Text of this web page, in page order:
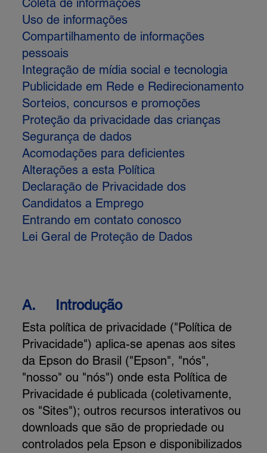
Coleta de informações
Uso de informações
Compartilhamento de informações
pessoais
Integração de mídia social e tecnologia
Publicidade em Rede e Redirecionamento
Sorteios, concursos e promoções
Proteção da privacidade das crianças
Segurança de dados
Acomodações para deficientes
Alterações a esta Política
Declaração de Privacidade dos
Candidatos a Emprego
Entrando em contato conosco
Lei Geral de Proteção de Dados
A. Introdução
Esta política de privacidade ("Política de
Privacidade") aplica-se apenas aos sites
da Epson do Brasil ("Epson", "nós",
"nosso" ou "nós") onde esta Política de
Privacidade é publicada (coletivamente,
os "Sites"); outros recursos interativos ou
downloads que são de propriedade ou
controlados pela Epson e disponibilizados